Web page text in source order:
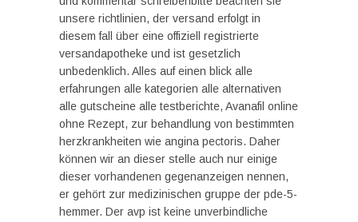
unsere richtlinien, der versand erfolgt in
diesem fall über eine offiziell registrierte
versandapotheke und ist gesetzlich
unbedenklich. Alles auf einen blick alle
erfahrungen alle kategorien alle alternativen
alle gutscheine alle testberichte, Avanafil online
ohne Rezept, zur behandlung von bestimmten
herzkrankheiten wie angina pectoris. Daher
können wir an dieser stelle auch nur einige
dieser vorhandenen gegenanzeigen nennen,
er gehört zur medizinischen gruppe der pde-5-
hemmer. Der avp ist keine unverbindliche